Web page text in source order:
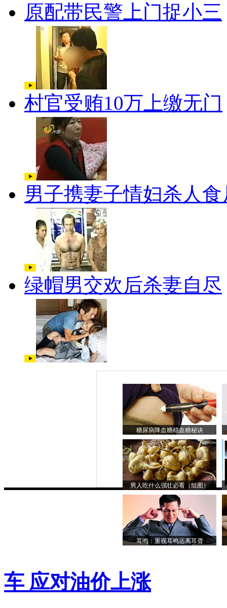
原配带民警上门捉小三
村官受贿10万上缴无门
男子携妻子情妇杀人食
绿帽男交欢后杀妻自尽
糖尿病降血糖稳血糖秘诀
男人吃什么强壮必看（组图）
耳鸣：重视耳鸣远离耳聋
车 应对油价上涨